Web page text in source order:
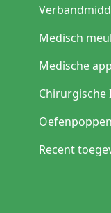
Medisch
Medische
Oefenpoppen
Recent